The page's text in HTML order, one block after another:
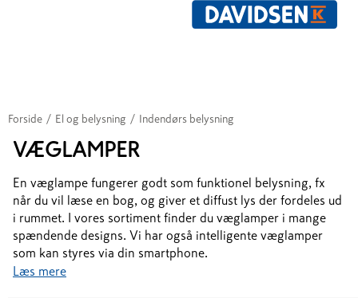
Forside / El og belysning / Indendørs belysning
VÆGLAMPER
En væglampe fungerer godt som funktionel belysning, fx
når du vil læse en bog, og giver et diffust lys der fordeles ud
i rummet. I vores sortiment finder du væglamper i mange
spændende designs. Vi har også intelligente væglamper
som kan styres via din smartphone.
Læs mere